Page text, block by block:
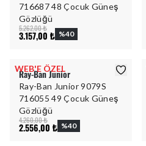
716687 48 Çocuk Güneş
Gözlüğü
5.262,00 ₺
3.157,00 ₺ %40
WEB'E ÖZEL
Ray-Ban Junior
Ray-Ban Junior 9079S
716055 49 Çocuk Güneş
Gözlüğü
4.260,00 ₺
2.556,00 ₺ %40